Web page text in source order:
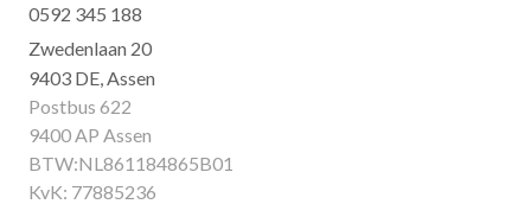
0592 345 188
Zwedenlaan 20
9403 DE, Assen
Postbus 622
9400 AP Assen
BTW:NL861184865B01
KvK: 77885236